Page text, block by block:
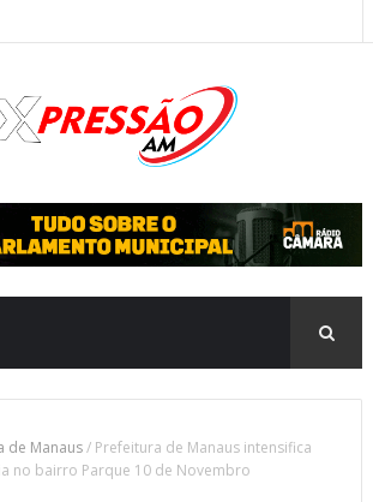
de Manaus/ Prefeitura de Manaus intensifica
no bairro Parque 10 de Novembro